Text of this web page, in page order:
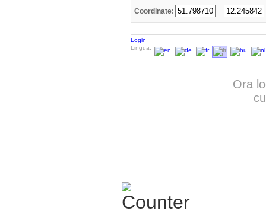
Coordinate:
Login
Lingua:
Ora